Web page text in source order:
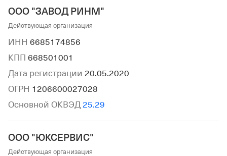
ООО "ЗАВОД РИНМ"
Действующая организация
ИНН 6685174856
КПП 668501001
Дата регистрации 20.05.2020
ОГРН 1206600027028
Основной ОКВЭД 25.29
ООО "ЮКСЕРВИС"
Действующая организация